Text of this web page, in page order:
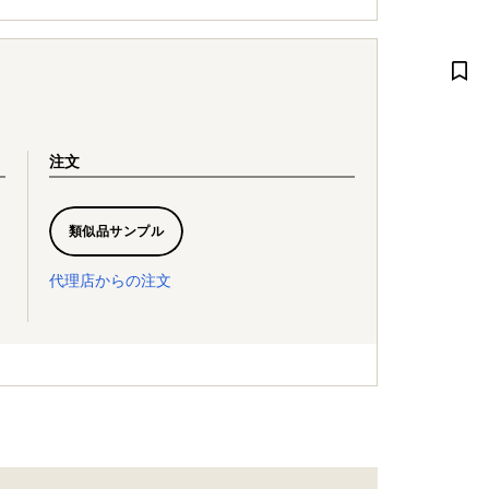
注文
類似品サンプル
代理店からの注文